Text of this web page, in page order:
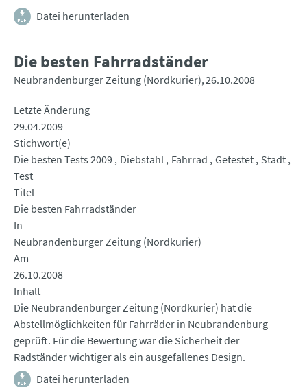
Datei herunterladen
Die besten Fahrradständer
Neubrandenburger Zeitung (Nordkurier) 26.10.2008
Letzte Änderung
29.04.2009
Stichwort(e)
Die besten Tests 2009 Diebstahl Fahrrad Getestet Stadt
Test
Titel
Die besten Fahrradständer
In
Neubrandenburger Zeitung (Nordkurier)
Am
26.10.2008
Inhalt
Die Neubrandenburger Zeitung (Nordkurier) hat die
Abstellmöglichkeiten für Fahrräder in Neubrandenburg
geprüft. Für die Bewertung war die Sicherheit der
Radständer wichtiger als ein ausgefallenes Design.
Datei herunterladen